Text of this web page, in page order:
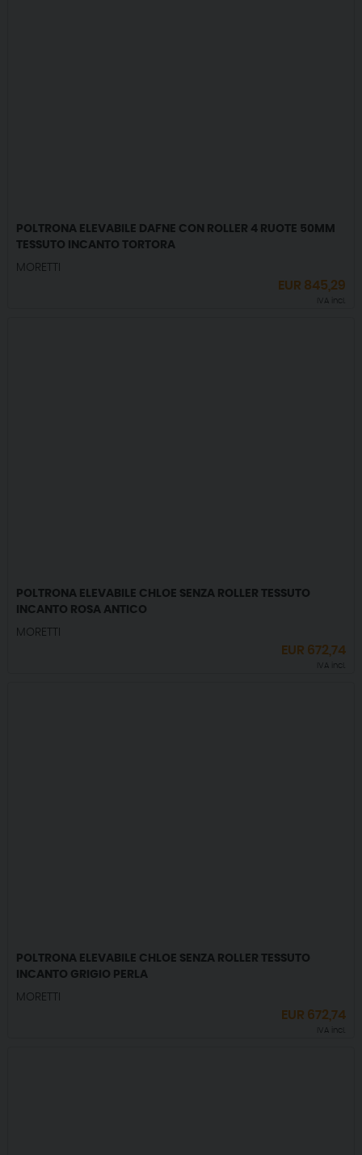
POLTRONA ELEVABILE DAFNE CON ROLLER 4 RUOTE 50MM
TESSUTO INCANTO TORTORA
MORETTI
EUR 845,29
IVA incl.
POLTRONA ELEVABILE CHLOE SENZA ROLLER TESSUTO
INCANTO ROSA ANTICO
MORETTI
EUR 672,74
IVA incl.
POLTRONA ELEVABILE CHLOE SENZA ROLLER TESSUTO
INCANTO GRIGIO PERLA
MORETTI
EUR 672,74
IVA incl.